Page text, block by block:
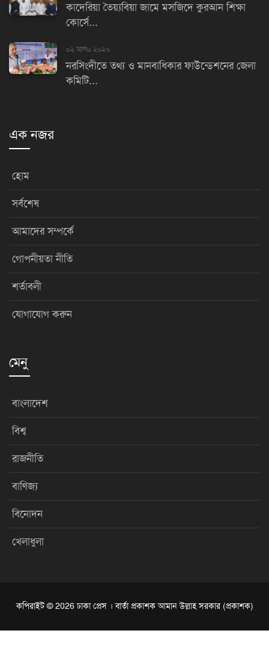
কাদেরিয়া তৈয়্যবিয়া জামে মসজিদে কুরআন শিক্ষা
কোর্সে...
০২ আগu ২০২৬
নরসিংদীতে তথ্য ও মানবাধিকার ফাউন্ডেশনের জেলা
কমিটি...
এক নজর
হোম
সর্বশেষ
আমাদের সম্পর্কে
গোপনীয়তা নীতি
শর্তাবলী
যোগাযোগ করুন
মেনু
বাংলাদেশ
বিশ্ব
রাজনীতি
বাণিজ্য
বিনোদন
খেলাধুলা
কপিরাইট © 2026 ঢাকা প্রেস । বার্তা প্রকাশক আমান উল্লাহ সরকার (প্রকাশক)